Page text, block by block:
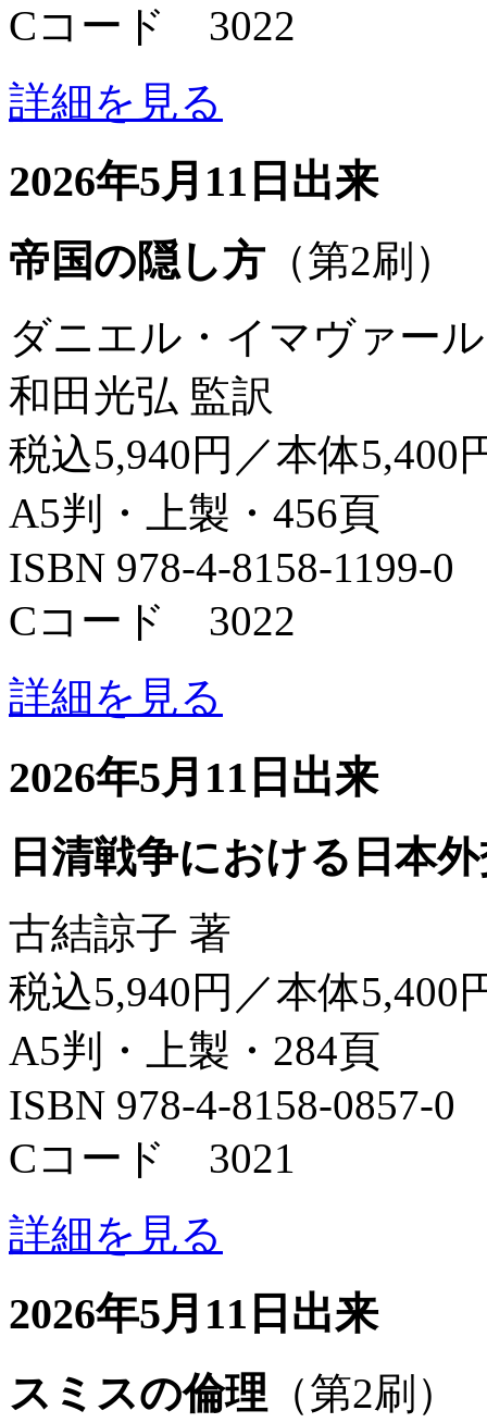
Cコード 3022
詳細を見る
2026年5月11日出来
帝国の隠し方 （第2刷）
ダニエル・イマヴァー
和田光弘 監訳
税込5,940円／本体5,400
A5判・上製・456頁
ISBN 978-4-8158-1199-0
Cコード 3022
詳細を見る
2026年5月11日出来
日清戦争における日本
古結諒子 著
税込5,940円／本体5,400
A5判・上製・284頁
ISBN 978-4-8158-0857-0
Cコード 3021
詳細を見る
2026年5月11日出来
スミスの倫理 （第2刷）